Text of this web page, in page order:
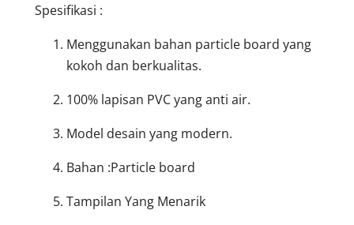
Spesifikasi :
Menggunakan bahan particle board yang
kokoh dan berkualitas.
100% lapisan PVC yang anti air.
Model desain yang modern.
Bahan :Particle board
Tampilan Yang Menarik